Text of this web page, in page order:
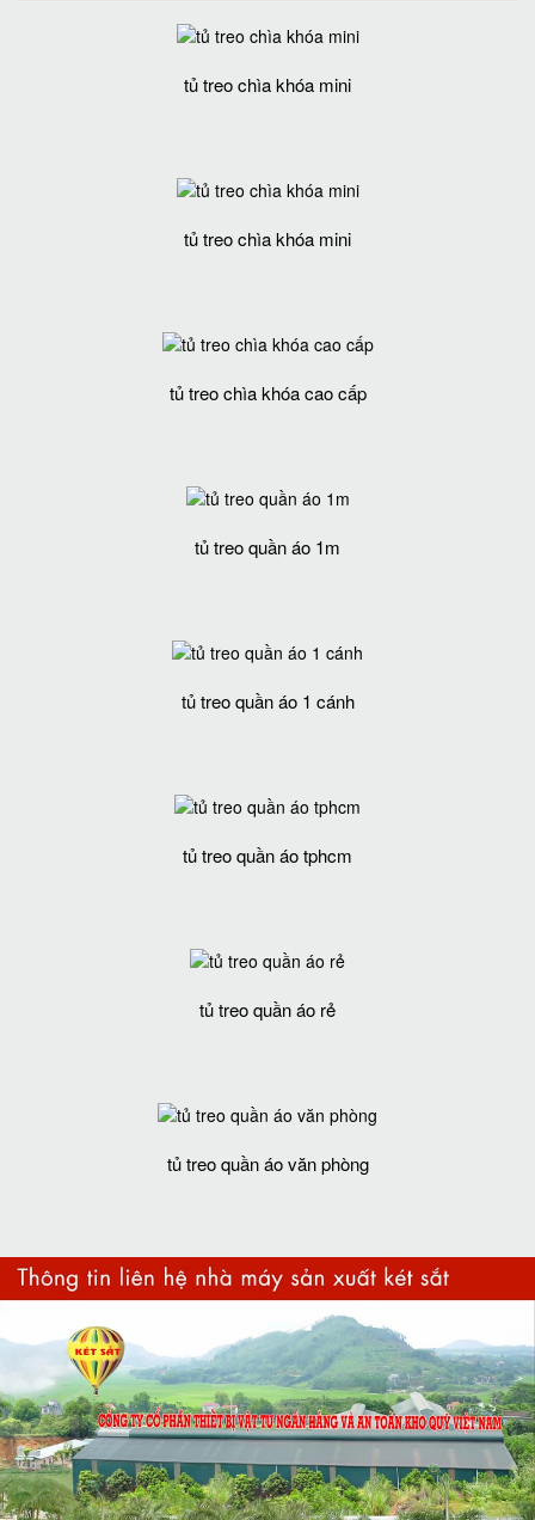
tủ treo chìa khóa mini
tủ treo chìa khóa mini
tủ treo chìa khóa cao cấp
tủ treo quần áo 1m
tủ treo quần áo 1 cánh
tủ treo quần áo tphcm
tủ treo quần áo rẻ
tủ treo quần áo văn phòng